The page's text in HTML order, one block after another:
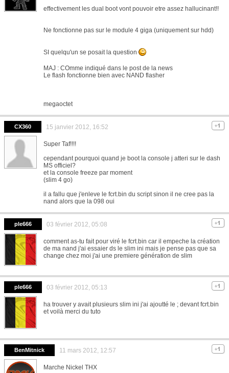
effectivement les dual boot vont pouvoir etre assez hallucinant!!
Ne fonctionne pas sur le module 4 giga (uniquement sur hdd)
SI quelqu'un se posait la question
MAJ : COmme indiqué dans le post de la news
Le flash fonctionne bien avec NAND flasher
megaoctet
CX360 15 janvier 2012, 16:52
Super Taf!!!!
cependant pourquoi quand je boot la console j atteri sur le dash
MS officiel?
et la console freeze par moment
(slim 4 go)
il a fallu que j'enleve le fcrt.bin du script sinon il ne cree pas la
nand alors que la 098 oui
ple666 03 février 2012, 05:08
comment as-tu fait pour viré le fcrt.bin car il empeche la création
de ma nand j'ai essaier ds le slim ini mais je pense pas que sa
change chez moi j'ai une premiere génération de slim
ple666 03 février 2012, 05:13
ha trouver y avait plusieurs slim ini j'ai ajoutté le ; devant fcrt.bin
et voilà merci du tuto
BenMitnick 11 mars 2012, 12:57
Marche Nickel THX